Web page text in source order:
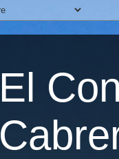
El